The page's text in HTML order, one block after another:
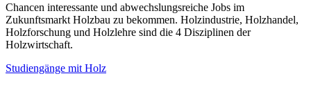
Chancen interessante und abwechslungsreiche Jobs im
Zukunftsmarkt Holzbau zu bekommen. Holzindustrie, Holzhandel,
Holzforschung und Holzlehre sind die 4 Disziplinen der
Holzwirtschaft.
Studiengänge mit Holz